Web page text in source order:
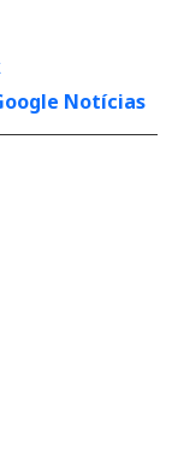
Notícias